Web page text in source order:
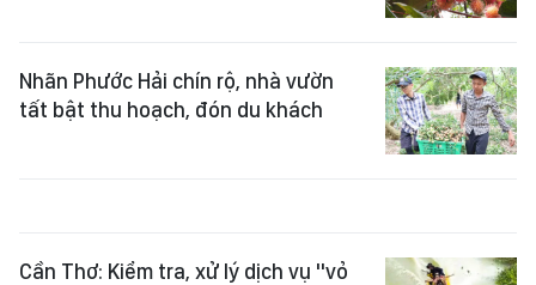
Nhãn Phước Hải chín rộ, nhà vườn
tất bật thu hoạch, đón du khách
Cần Thơ: Kiểm tra, xử lý dịch vụ "vỏ